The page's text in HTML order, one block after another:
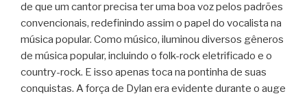
de que um cantor precisa ter uma boa voz pelos padrões
convencionais, redefinindo assim o papel do vocalista na
música popular. Como músico, iluminou diversos gêneros
de música popular, incluindo o folk-rock eletrificado e o
country-rock. E isso apenas toca na pontinha de suas
conquistas. A força de Dylan era evidente durante o auge